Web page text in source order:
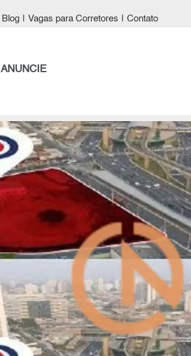
Blog Vagas para Corretores Contato
ANUNCIE